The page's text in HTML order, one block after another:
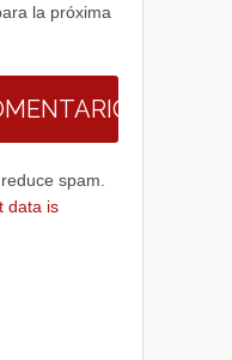
la próxima
spam.
data is